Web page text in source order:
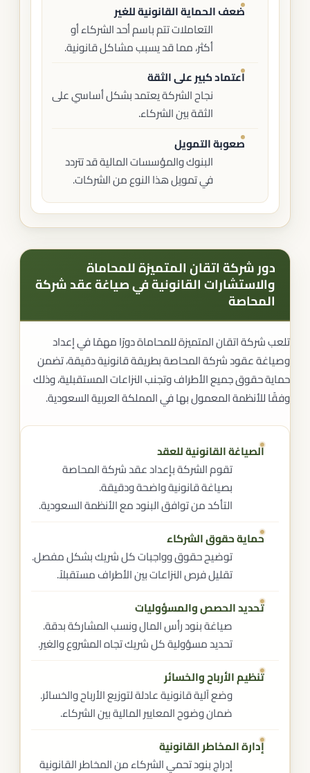
ضعف الحماية القانونية للغير
التعاملات تتم باسم أحد الشركاء أو
أكثر، مما قد يسبب مشاكل قانونية.
اعتماد كبير على الثقة
نجاح الشركة يعتمد بشكل أساسي على
الثقة بين الشركاء.
صعوبة التمويل
البنوك والمؤسسات المالية قد تتردد
في تمويل هذا النوع من الشركات.
دور شركة اتقان المتميزة للمحاماة
والاستشارات القانونية في صياغة عقد شركة
المحاصة
تلعب شركة اتقان المتميزة للمحاماة دورًا مهمًا في إعداد
وصياغة عقود شركة المحاصة بطريقة قانونية دقيقة، تضمن
حماية حقوق جميع الأطراف وتجنب النزاعات المستقبلية، وذلك
وفقًا للأنظمة المعمول بها في المملكة العربية السعودية.
الصياغة القانونية للعقد
تقوم الشركة بإعداد عقد شركة المحاصة
بصياغة قانونية واضحة ودقيقة.
التأكد من توافق البنود مع الأنظمة السعودية.
حماية حقوق الشركاء
توضيح حقوق وواجبات كل شريك بشكل مفصل.
تقليل فرص النزاعات بين الأطراف مستقبلاً.
تحديد الحصص والمسؤوليات
صياغة بنود رأس المال ونسب المشاركة بدقة.
تحديد مسؤولية كل شريك تجاه المشروع والغير.
تنظيم الأرباح والخسائر
وضع آلية قانونية عادلة لتوزيع الأرباح والخسائر.
ضمان وضوح المعايير المالية بين الشركاء.
إدارة المخاطر القانونية
إدراج بنود تحمي الشركاء من المخاطر القانونية